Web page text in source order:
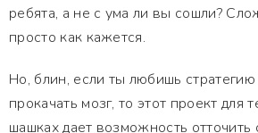
ребята, а не с ума ли вы сошли?
просто как кажется.
Но, блин, если ты любишь
прокачать мозг, то этот проект для
шашках дает возможность отточить